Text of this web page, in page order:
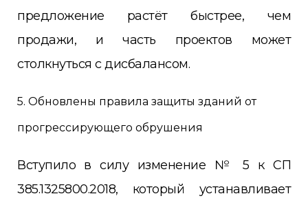
предложение растёт быстрее, чем
продажи, и часть проектов может
столкнуться с дисбалансом.
5. Обновлены правила защиты зданий от
прогрессирующего обрушения
Вступило в силу изменение № 5 к СП
385.1325800.2018, который устанавливает